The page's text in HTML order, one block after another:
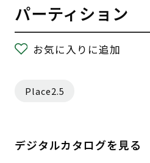
パーティション
お気に入りに追加
Place2.5
デジタルカタログを見る